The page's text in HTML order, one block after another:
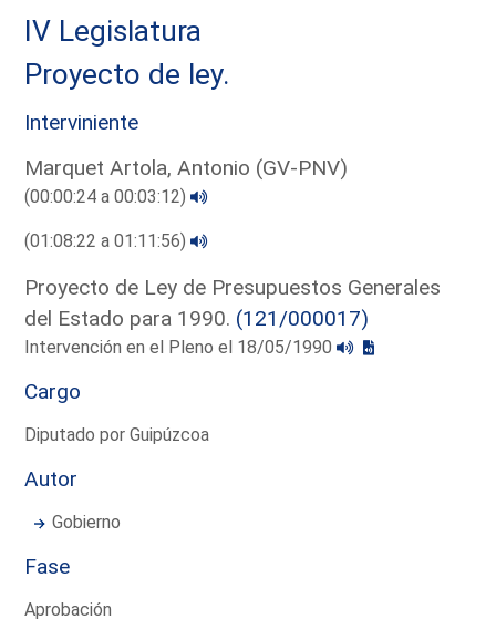
IV Legislatura
Proyecto de ley.
Interviniente
Marquet Artola, Antonio (GV-PNV)
(00:00:24 a 00:03:12)
(01:08:22 a 01:11:56)
Proyecto de Ley de Presupuestos Generales
del Estado para 1990. (121/000017)
Intervención en el Pleno el 18/05/1990
Cargo
Diputado por Guipúzcoa
Autor
Gobierno
Fase
Aprobación